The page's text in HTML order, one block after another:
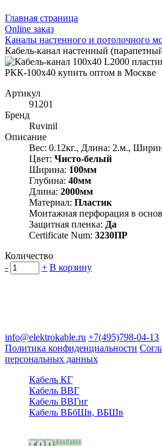
Главная страница
Оnline заказ
Каналы настенного и потолочного
Кабель-канал настенный
Артикул
91201
Бренд
Ruvinil
Описание
Вес: 0.12кг., Длина: 2.м.,
Цвет: Чисто-белый
Ширина: 100мм
Глубина: 40мм
Длина: 2000мм
Материал: Пластик
Монтажная перфорация в
Защитная пленка: Да
Certificate Num: 3230ПР
Количество
-
+ В корзину
info@elektrokable.ru +7(495)798-04-13
Политика конфиденциальности
персональных данных
Кабель КГ
Кабель ВВГ
Кабель ВВГнг
Кабель ВБбШв, ВБШв